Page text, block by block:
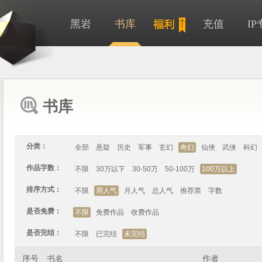
黑岩 书库 充值 IP
书库
分类： 全部 悬疑 历史 军事 玄幻 奇幻 仙侠 武侠 科幻
作品字数： 不限 30万以下 30-50万 50-100万 100万以上
排序方式： 不限 周人气 月人气 总人气 推荐票 字数
是否免费： 不限 免费作品 收费作品
是否完结： 不限 已完结 未完结
序号 书名 作者